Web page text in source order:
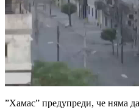
”Хамас” предупреди, че няма